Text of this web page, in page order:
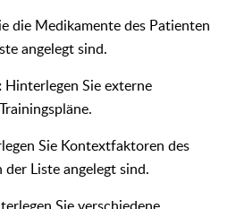
die Medikamente des Patienten
angelegt sind.
Hinterlegen Sie externe
Sie Kontextfaktoren des
Liste angelegt sind.